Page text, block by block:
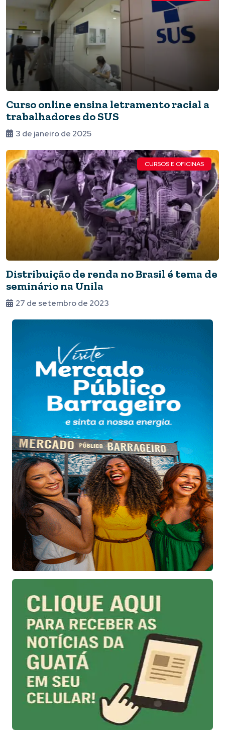
Curso online ensina letramento racial a
trabalhadores do SUS
3 de janeiro de 2025
CURSOS E OFICINAS
Distribuição de renda no Brasil é tema de
seminário na Unila
27 de setembro de 2023